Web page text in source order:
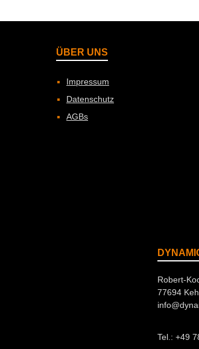
ÜBER UNS
Impressum
Datenschutz
AGBs
Robert-
77694
Tel.: +49